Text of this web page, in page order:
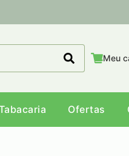
Meu
Ofertas